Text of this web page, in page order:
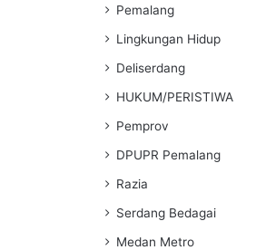
Pemalang
Lingkungan Hidup
Deliserdang
HUKUM/PERISTIWA
Pemprov
DPUPR Pemalang
Razia
Serdang Bedagai
Medan Metro